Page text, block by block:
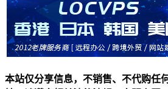
本站仅分享信息，不销售、不代购任